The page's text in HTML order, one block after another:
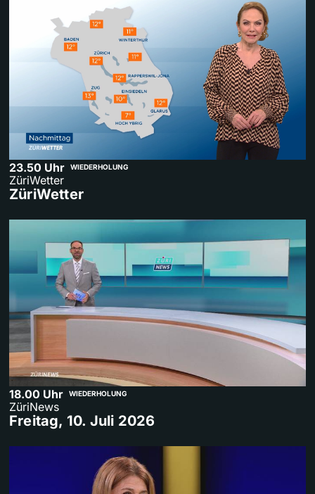
23.50 Uhr WIEDERHOLUNG
ZüriWetter
ZüriWetter
18.00 Uhr WIEDERHOLUNG
ZüriNews
Freitag, 10. Juli 2026